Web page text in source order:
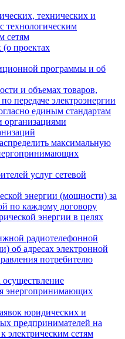
технических и
технологическим
сетям
проектах
программы и об
и объемах товаров,
передаче электроэнергии
единым стандартам
организациями
максимальную
услуг сетевой
энергии (мощности) за
по каждому договору
энергии в целях
радиотелефонной
об адресах электронной
потребителю
энергопринимающих
юридических и
предпринимателей на
электрическим сетям